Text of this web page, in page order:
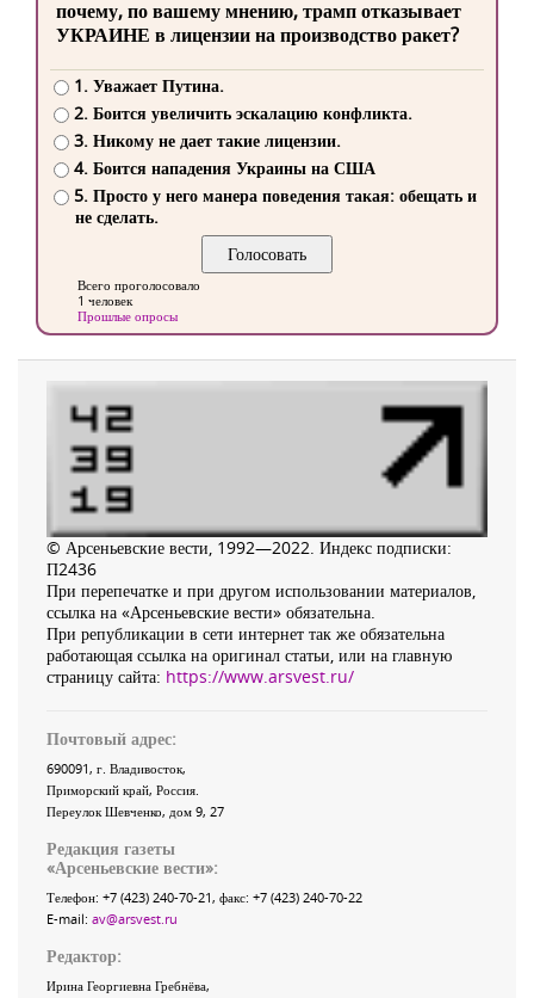
почему, по вашему мнению, трамп отказывает
УКРАИНЕ в лицензии на производство ракет?
1. Уважает Путина.
2. Боится увеличить эскалацию конфликта.
3. Никому не дает такие лицензии.
4. Боится нападения Украины на США
5. Просто у него манера поведения такая: обещать и
не сделать.
Всего проголосовало
1 человек
Прошлые опросы
© Арсеньевские вести, 1992—2022. Индекс подписки:
П2436
При перепечатке и при другом использовании материалов,
ссылка на «Арсеньевские вести» обязательна.
При републикации в сети интернет так же обязательна
работающая ссылка на оригинал статьи, или на главную
страницу сайта: https://www.arsvest.ru/
Почтовый адрес:
690091, г. Владивосток,
Приморский край, Россия
Переулок Шевченко, дом 9, 27
Редакция газеты
«Арсеньевские вести»:
Телефон: +7 (423) 240-70-21, факс: +7 (423) 240-70-22
E-mail: av@arsvest.ru
Редактор:
Ирина Георгиевна Гребнёва,